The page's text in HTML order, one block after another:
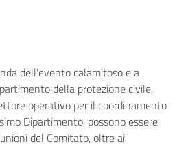
dell'evento calamitoso e a
della protezione civile,
operativo per il coordinamento
Dipartimento, possono essere
del Comitato, oltre ai